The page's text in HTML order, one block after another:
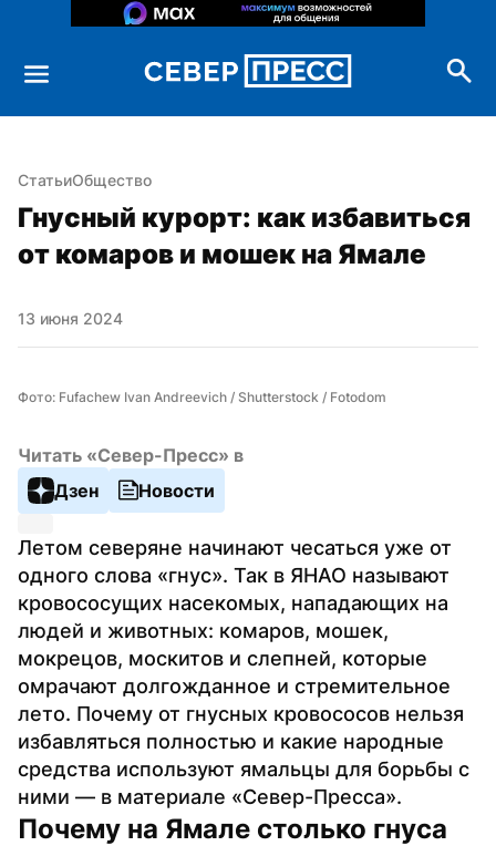
СтатьиОбщество
Гнусный курорт: как избавиться
от комаров и мошек на Ямале
13 июня 2024
Фото: Fufachew Ivan Andreevich / Shutterstock / Fotodom
Читать «Север-Пресс» в
Дзен
Новости
Летом северяне начинают чесаться уже от
одного слова «гнус». Так в ЯНАО называют
кровососущих насекомых, нападающих на
людей и животных: комаров, мошек,
мокрецов, москитов и слепней, которые
омрачают долгожданное и стремительное
лето. Почему от гнусных кровососов нельзя
избавляться полностью и какие народные
средства используют ямальцы для борьбы с
ними — в материале «Север-Пресса».
Почему на Ямале столько гнуса